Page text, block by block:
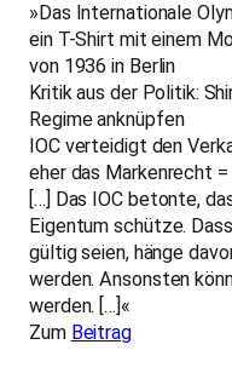
»Das Internationale
ein T-Shirt mit einem
von 1936 in Berlin
Kritik aus der Politik:
Regime anknüpfen
IOC verteidigt den
eher das Markenrecht =
[…] Das IOC betonte,
Eigentum schütze.
gültig seien, hänge
werden. Ansonsten
werden. […]«
Zum Beitrag